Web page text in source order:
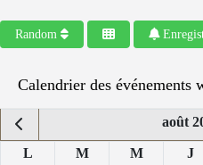
Random
Calendrier des événements
août
L M M J